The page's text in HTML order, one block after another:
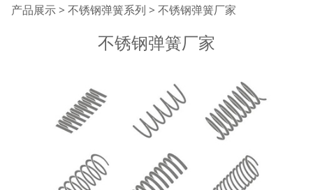
不锈钢弹簧厂家
产品展示> 不锈钢弹簧系列 > 不锈钢弹簧厂家
不锈钢弹簧厂家